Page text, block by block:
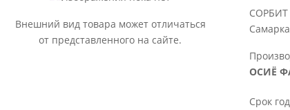
Внешний вид товара может отличаться
от представленного на сайте.
СОРБИТ
ОСИЁ
Срок